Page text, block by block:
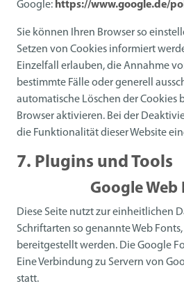
Google: https://www.google.de/
Sie können Ihren Browser so
Setzen von Cookies informiert
Einzelfall erlauben, die Annahme
bestimmte Fälle oder generell
automatische Löschen der Cookies
Browser aktivieren. Bei der
die Funktionalität dieser Website
7. Plugins und Tools
Google Web
Diese Seite nutzt zur einheitlichen
Schriftarten so genannte Web
bereitgestellt werden. Die Google
Eine Verbindung zu Servern von
statt.